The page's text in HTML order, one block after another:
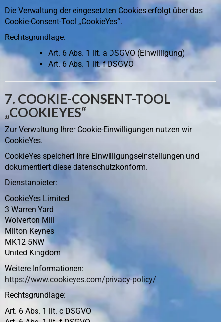
Die Verwaltung der eingesetzten Cookies erfolgt über das
Cookie-Consent-Tool „CookieYes“.
Rechtsgrundlage:
Art. 6 Abs. 1 lit. a DSGVO (Einwilligung)
Art. 6 Abs. 1 lit. f DSGVO
7. COOKIE-CONSENT-TOOL
„COOKIEYES“
Zur Verwaltung Ihrer Cookie-Einwilligungen nutzen wir
CookieYes.
CookieYes speichert Ihre Einwilligungseinstellungen und
dokumentiert diese datenschutzkonform.
Dienstanbieter:
CookieYes Limited
3 Warren Yard
Wolverton Mill
Milton Keynes
MK12 5NW
United Kingdom
Weitere Informationen:
https://www.cookieyes.com/privacy-policy/
Rechtsgrundlage:
Art. 6 Abs. 1 lit. c DSGVO